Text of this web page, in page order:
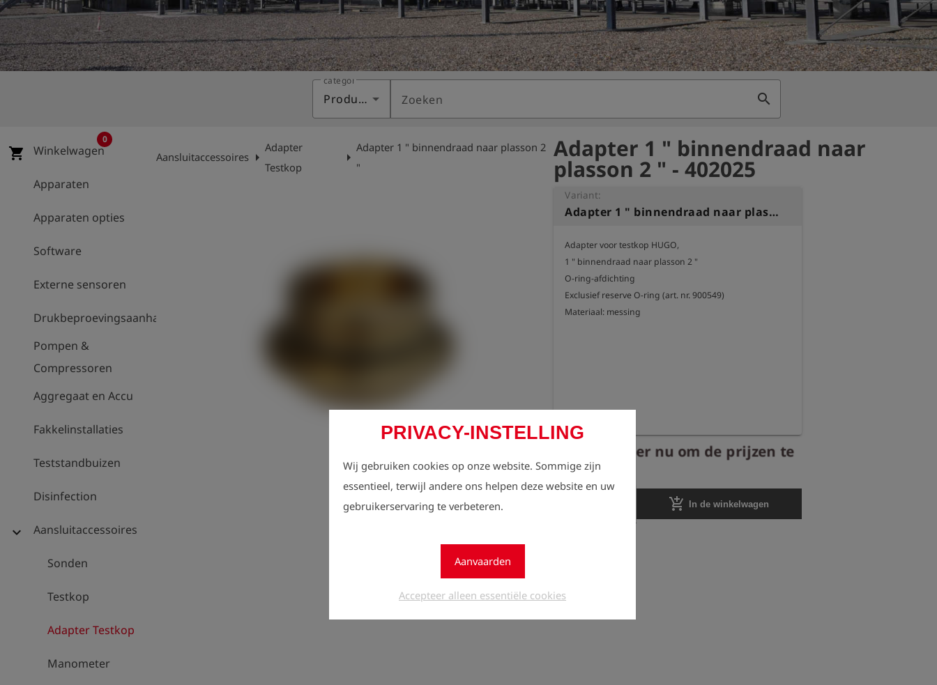
shieldRegistratie
PRIVACY-INSTELLING
Wij gebruiken cookies op onze website. Sommige zijn
essentieel, terwijl andere ons helpen deze website en uw
gebruikerservaring te verbeteren.
Aanvaarden
Accepteer alleen essentiële cookies
categorie
Producten Zoeken search
shopping_cart Winkelwagen
0
Apparaten
Apparaten opties
Software
Externe sensoren
Drukbeproevingsaanhanger
Pompen &
Compressoren
Aggregaat en Accu
Fakkelinstallaties
Teststandbuizen
Disinfection
expand_more Aansluitaccessoires
Sonden
Testkop
Adapter Testkop
Manometer
Aansluitaccessoires arrow_right
Adapter
Testkop
arrow_right
Adapter 1 " binnendraad naar plasson 2
"
Adapter 1 " binnendraad naar
plasson 2 " - 402025
Variant:
Adapter 1 " binnendraad naar plasson 2 "
Adapter voor testkop HUGO,
1 " binnendraad naar plasson 2 "
O-ring-afdichting
Exclusief reserve O-ring (art. nr. 900549)
lock Registreer nu om de prijzen te
zien.
Aantal
add_shopping_cart In de winkelwagen